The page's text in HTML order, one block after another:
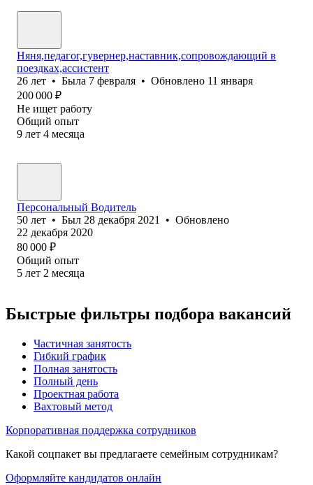
Няня,педагог,гувернер,наставник,сопровождающий в
поездках,ассистент
26 лет • Была 7 февраля • Обновлено 11 января
200 000 ₽
Не ищет работу
Общий опыт
9 лет 4 месяца
Персональный Водитель
50 лет • Был 28 декабря 2021 • Обновлено
22 декабря 2020
80 000 ₽
Общий опыт
5 лет 2 месяца
Быстрые фильтры подбора вакансий
Частичная занятость
Гибкий график
Полная занятость
Полный день
Проектная работа
Вахтовый метод
Корпоративная поддержка сотрудников
Какой соцпакет вы предлагаете семейным сотрудникам?
Оформляйте кандидатов онлайн